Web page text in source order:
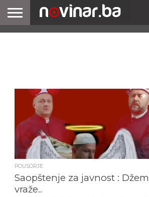
POUSORJE
Saopštenje za javnost :
vraže..